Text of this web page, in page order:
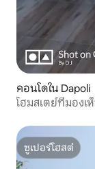
คอนโดใน Dapoli
โฮมสเตย์ที่มองเ
ซูเปอร์โฮสต์
ซูเปอร์โฮสต์